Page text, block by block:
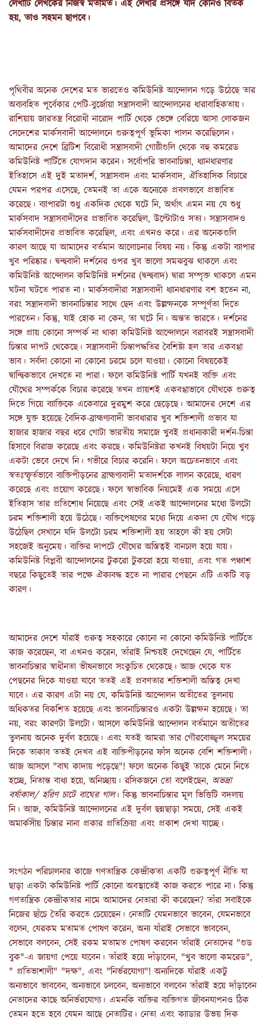
লেখাটি লেখকের নিজস্ব মতামত। এই লেখার প্রসঙ্গে যদি কোনও বিতর্ক
হয়, তাও সহমন ছাপবে।
পৃথিবীর অনেক দেশের মত ভারতেও কমিউনিষ্ট আন্দোলন গড়ে উঠেছে তার
অব্যবহিত পূর্বেকার পেটি-বুর্জোয়া সন্ত্রাসবাদী আন্দোলনের ধারাবাহিকতায়।
রাশিয়ায় জারতন্ত্র বিরোধী নারোদ পার্টি থেকে ভেঙ্গে বেরিয়ে আসা লোকজন
সেদেশের মার্কসবাদী আন্দোলনে গুরুত্বপূর্ণ ভূমিকা পালন করেছিলেন।
আমাদের দেশে ব্রিটিশ বিরোধী সন্ত্রাসবাদী গোষ্ঠীগুলি থেকে বহু কমরেড
কমিউনিষ্ট পার্টিতে যোগদান করেন। সর্বোপরি ভাবনাচিন্তা, ধ্যানধারণার
ইতিহাসে এই দুই মতাদর্শ, সন্ত্রাসবাদ এবং মার্কসবাদ, ঐতিহাসিক বিচারে
যেমন পরপর এসেছে, তেমনই তা একে অন্যেকে প্রবলভাবে প্রভাবিত
করেছে। ব্যাপারটা শুধু একদিক থেকে ঘটে নি, অর্থাৎ এমন নয় যে শুধু
মার্কসবাদ সন্ত্রাসবাদীদের প্রভাবিত করেছিল, উল্টোটাও সত্য। সন্ত্রাসবাদও
মার্কসবাদীদের প্রভাবিত করেছিল, এবং এখনও করে। এর অনেকগুলি
কারণ আছে যা আমাদের বর্তমান আলোচনার বিষয় নয়। কিন্তু একটা ব্যাপার
খুব পরিষ্কার। দ্বন্দ্ববাদী দর্শনের ওপর খুব ভালো সমঝবুঝ থাকলে এবং
কমিউনিষ্ট আন্দোলন কমিউনিষ্ট দর্শনের (দ্বন্দ্ববাদ) দ্বারা সম্পৃক্ত থাকলে এমন
ঘটনা ঘটতে পারত না। মার্কসবাদীরা সন্ত্রাসবাদী ধ্যানধারণার বশ হতেন না,
বরং সন্ত্রাদবাদী ভাবনাচিন্তার সাথে ছেদ এবং উল্লম্ফনকে সম্পূর্ণতা দিতে
পারতেন। কিন্তু, যাই হোক না কেন, তা ঘটে নি। অন্তত ভারতে। দর্শনের
সঙ্গে প্রায় কোনো সম্পর্ক না থাকা কমিউনিষ্ট আন্দোলনে বরাবরই সন্ত্রাসবাদী
চিন্তার দাপট থেকেছে। সন্ত্রাসবাদী চিন্তাপদ্ধতির বৈশিষ্ট্য হল তার একবগ্গা
ভাব। সর্বদা কোনো না কোনো চরমে চলে যাওয়া। কোনো বিষয়কেই
দ্বান্দ্বিকভাবে দেখতে না পারা। ফলে কমিউনিষ্ট পার্টি যখনই ব্যক্তি এবং
যৌথের সম্পর্ককে বিচার করেছে তখন প্রায়শই একবগ্গাভাবে যৌথকে গুরুত্ব
দিতে গিয়ে ব্যাক্তিকে একেবারে দুরমুশ করে ছেড়েছে। আমাদের দেশে এর
সঙ্গে যুক্ত হয়েছে বৈদিক-ব্রাহ্মণ্যবাদী ভাবধারার খুব শক্তিশালী প্রভাব যা
হাজার হাজার বছর ধরে গোটা ভারতীয় সমাজে খুবই প্রধান্যকারী দর্শন-চিন্তা
হিসাবে বিরাজ করেছে এবং করছে। কমিউনিষ্টরা কখনই বিষয়টা নিয়ে খুব
একটা ভেবে দেখে নি। গভীরে বিচার করেনি। ফলে অচেতনভাবে এবং
স্বতঃস্ফূর্তভাবে ব্যক্তিপীড়নের ব্রাহ্মণ্যবাদী মতাদর্শকে লালন করেছে, ধারণ
করেছে এবং প্রয়োগ করেছে। ফলে স্বাভাবিক নিয়মেই এক সময়ে এসে
ইতিহাস তার প্রতিশোধ নিয়েছে এবং সেই একই আন্দোলনের মধ্যে উলটো
চরম শক্তিশালী হয়ে উঠেছে। ব্যক্তিপেষণের মধ্যে দিয়ে একদা যে যৌথ গড়ে
উঠেছিল সেখানে যদি উলটো চরম শক্তিশালী হয় তাহলে কী হয় সেটা
সহজেই অনুমেয়। ব্যক্তির দাপটে যৌথের অস্তিত্বই বানচাল হয়ে যায়।
কমিউনিষ্ট বিপ্লবী আন্দোলনের টুকরো টুকরো হয়ে যাওয়া, এবং গত পঞ্চাশ
বছরে কিছুতেই তার পক্ষে ঐক্যবদ্ধ হতে না পারার পেছনে এটি একটি বড়
কারণ।
আমাদের দেশে যাঁরাই গুরুত্ব সহকারে কোনো না কোনো কমিউনিষ্ট পার্টিতে
কাজ করেছেন, বা এখনও করেন, তাঁরাই নিশ্চয়ই দেখেছেন যে, পার্টিতে
ভাবনাচিন্তার স্বাধীনতা ভীষনভাবে সংকুচিত থেকেছে। আজ থেকে যত
পেছনের দিকে যাওয়া যাবে ততই এই প্রবণতার শক্তিশালী অস্তিত্ব দেখা
যাবে। এর কারণ এটা নয় যে, কমিউনিষ্ট আন্দোলন অতীতের তুলনায়
অধিকতর বিকশিত হয়েছে এবং ভাবনাচিন্তারও একটা উল্লম্ফন হয়েছে। তা
নয়, বরং কারণটা উলটো। আসলে কমিউনিষ্ট আন্দোলন বর্তমানে অতীতের
তুলনায় অনেক দুর্বল হয়েছে। এবং যতই আমরা তার গৌরবোজ্জ্বল সময়ের
দিকে তাকাব ততই দেখব এই ব্যক্তিপীড়নের ফাঁস অনেক বেশি শক্তিশালী।
আজ আসলে "বাঘ কাদায় পড়েছে"! ফলে অনেক কিছুই তাকে মেনে নিতে
হচ্ছে, নিতান্ত বাধ্য হয়ে, অনিচ্ছায়। রসিকজনে তো বলেইছেন, অভদ্রা
বর্ষাকাল/ হরিণ চাটে বাঘের গাল। কিন্তু ভাবনাচিন্তার মূল ভিত্তিটি বদলায়
নি। আজ, কমিউনিষ্ট আন্দোলনের এই দুর্বল ছন্নছাড়া সময়ে, সেই একই
অমার্কসীয় চিন্তার নানা প্রকার প্রতিক্রিয়া এবং প্রকাশ দেখা যাচ্ছে।
সংগঠন পরিচালনার কাজে গণতান্ত্রিক কেন্দ্রীকতা একটি গুরুত্বপূর্ণ নীতি যা
ছাড়া একটা কমিউনিষ্ট পার্টি কোনো অবস্থাতেই কাজ করতে পারে না। কিন্তু
গণতান্ত্রিক কেন্দ্রীকতার নামে আমাদের নেতারা কী করেছেন? তাঁরা সবাইকে
নিজের ছাঁচে তৈরি করতে চেয়েছেন। নেতাটি যেমনভাবে ভাবেন, যেমনভাবে
বলেন, যেরকম মতামত পোষণ করেন, অন্য যাঁরাই সেভাবে ভাববেন,
সেভাবে বলবেন, সেই রকম মতামত পোষণ করবেন তাঁরাই নেতাদের "গুড
বুক"-এ জায়গা পেয়ে যাবেন। তাঁরাই হয়ে দাঁড়াবেন, "খুব ভালো কমরেড",
" প্রতিভাশালী" "দক্ষ", এবং "নির্ভরযোগ্য"! অন্যদিকে যাঁরাই একটু
অন্যভাবে ভাববেন, অন্যভাবে চলবেন, অন্যভাবে বলবেন তাঁরাই হয়ে দাঁড়াবেন
নেতাদের কাছে অনির্ভরযোগ্য। এমনকি ব্যক্তির ব্যক্তিগত জীবনযাপনও ঠিক
তেমন হতে হবে যেমন আছে নেতাটির। নেতা এবং ক্যাডার উভয় দিক